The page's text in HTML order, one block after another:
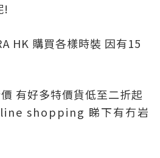
!
HK 購買各樣時裝 因有15
有好多特價貨低至二折起
shopping 睇下有冇岩